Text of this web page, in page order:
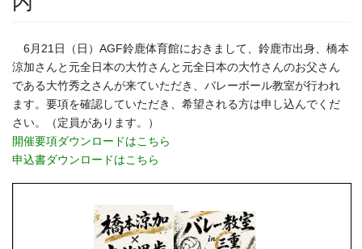
6月21日（日）AGF鈴鹿体育館におきまして、鈴鹿市出身、橋本
涼加さんと元全日本の大竹さんと元全日本の大竹さんのお父さん
である大竹秀之さんが来ていただき、バレーボール教室が行われ
ます。要項を確認していただき、希望される方は申し込んでくだ
さい。（定員があります。）
開催要項ダウンロードはこちら
申込書ダウンロードはこちら